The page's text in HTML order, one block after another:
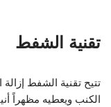
تقنية الشفط
تتيح تقنية الشفط
الكنب ويعطيه مظهراً